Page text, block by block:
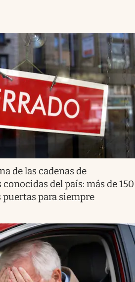
de las cadenas de
del país: más de 150
para siempre